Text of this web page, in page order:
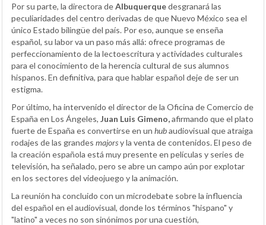
Por su parte, la directora deAlbuquerquedesgranará las
peculiaridades del centro derivadas de que Nuevo México sea el
único Estado bilingüe del país. Por eso, aunque se enseña
español, su labor va un paso más allá: ofrece programas de
perfeccionamiento de la lectoescritura y actividades culturales
para el conocimiento de la herencia cultural de sus alumnos
hispanos. En definitiva, para que hablar español deje de ser un
estigma.
Por último, ha intervenido el director de la Oficina de Comercio de
España en Los Ángeles, Juan Luis Gimeno,afirmando que el plato
fuerte de España es convertirse en un hubaudiovisual que atraiga
rodajes de las grandes majorsy la venta de contenidos. El peso de
la creación española está muy presente en películas y series de
televisión, ha señalado, pero se abre un campo aún por explotar
en los sectores del videojuego y la animación.
La reunión ha concluido con un microdebate sobre la influencia
del español en el audiovisual, donde los términos "hispano" y
"latino" a veces no son sinónimos por una cuestión,